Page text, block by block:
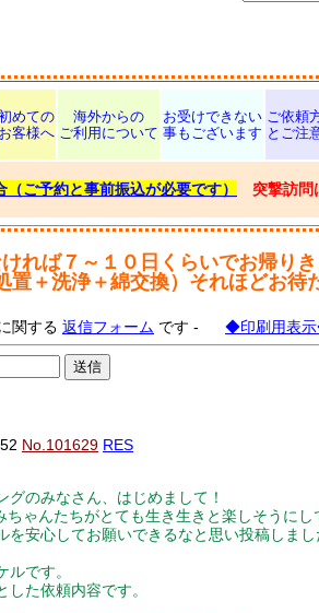
めての
お客様へ
海外からの
ご利用について
お受けできない
事もございます
ご依頼
とご注
ご予約と事前振込が必要です） 突撃訪問
れば７～１０日くらいでお帰り
置＋洗浄＋綿交換）それほどお待
関する 返信フォーム です - ◆印刷用表
No.101629 RES
グのみなさん、はじめまして！
ちゃんたちがとても生き生きと楽しそうにし
を安心してお願いできるなと思い投稿しまし
です。
た依頼内容です。